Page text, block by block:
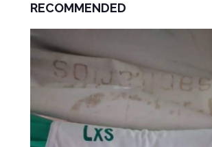
RECOMMENDED